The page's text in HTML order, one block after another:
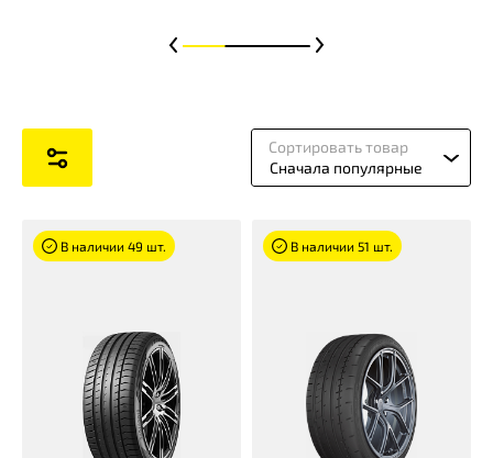
Сортировать товар
Сначала популярные
В наличии 49 шт. В наличии 51 шт.